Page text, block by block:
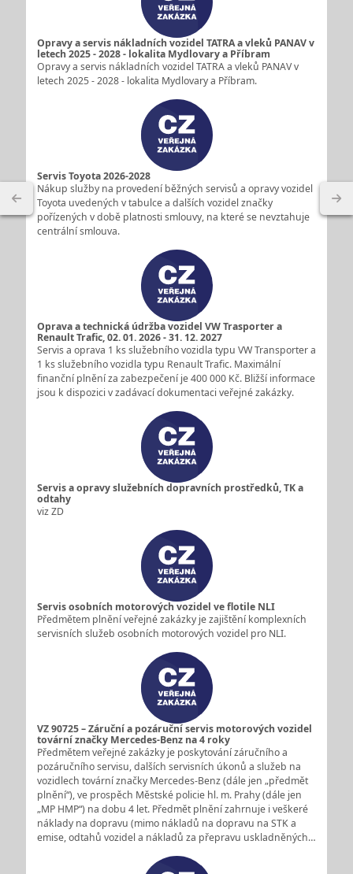
Opravy a servis nákladních vozidel TATRA a vleků PANAV v
letech 2025 - 2028 - lokalita Mydlovary a Příbram
Opravy a servis nákladních vozidel TATRA a vleků PANAV v
letech 2025 - 2028 - lokalita Mydlovary a Příbram.
Servis Toyota 2026-2028
Nákup služby na provedení běžných servisů a opravy vozidel
Toyota uvedených v tabulce a dalších vozidel značky
pořízených v době platnosti smlouvy, na které se nevztahuje
centrální smlouva.
Oprava a technická údržba vozidel VW Trasporter a
Renault Trafic, 02. 01. 2026 - 31. 12. 2027
Servis a oprava 1 ks služebního vozidla typu VW Transporter a
1 ks služebního vozidla typu Renault Trafic. Maximální
finanční plnění za zabezpečení je 400 000 Kč. Bližší informace
jsou k dispozici v zadávací dokumentaci veřejné zakázky.
Servis a opravy služebních dopravních prostředků, TK a
odtahy
viz ZD
Servis osobních motorových vozidel ve flotile NLI
Předmětem plnění veřejné zakázky je zajištění komplexních
servisních služeb osobních motorových vozidel pro NLI.
VZ 90725 – Záruční a pozáruční servis motorových vozidel
tovární značky Mercedes-Benz na 4 roky
Předmětem veřejné zakázky je poskytování záručního a
pozáručního servisu, dalších servisních úkonů a služeb na
vozidlech tovární značky Mercedes-Benz (dále jen „předmět
plnění“), ve prospěch Městské policie hl. m. Prahy (dále jen
„MP HMP“) na dobu 4 let. Předmět plnění zahrnuje i veškeré
náklady na dopravu (mimo nákladů na dopravu na STK a
emise, odtahů vozidel a nákladů za přepravu uskladněných…